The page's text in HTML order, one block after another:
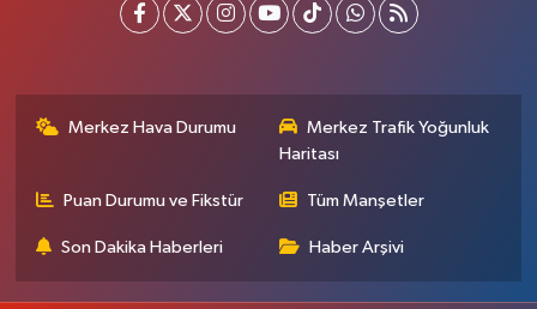
Merkez Hava Durumu
Merkez Trafik Yoğunluk
Haritası
Puan Durumu ve Fikstür Tüm Manşetler
Son Dakika Haberleri Haber Arşivi